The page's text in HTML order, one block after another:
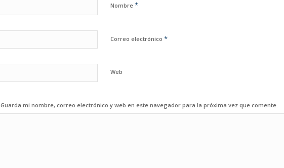
Nombre *
Correo electrónico *
Web
Guarda mi nombre, correo electrónico y web en este navegador para la próxima vez que comente.